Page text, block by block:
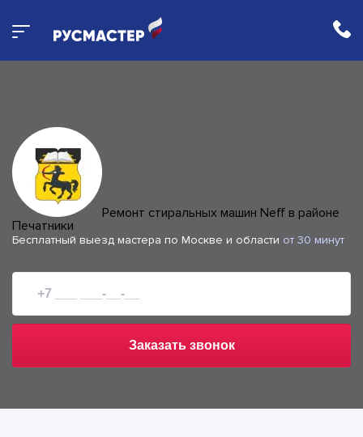
Ремонт стиральных машин Neff в районе
Печатники
Бесплатный выезд мастера по Москве и области от 30 минут
Заказать звонок